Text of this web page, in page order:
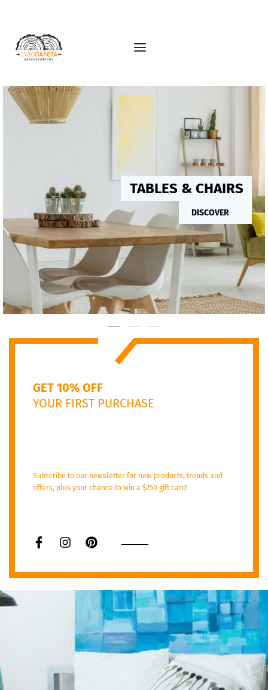
TABLES & CHAIRS
DISCOVER
GET 10% OFF
YOUR FIRST PURCHASE
Subscribe to our newsletter for new products, trends and
offers, plus your chance to win a $250 gift card!